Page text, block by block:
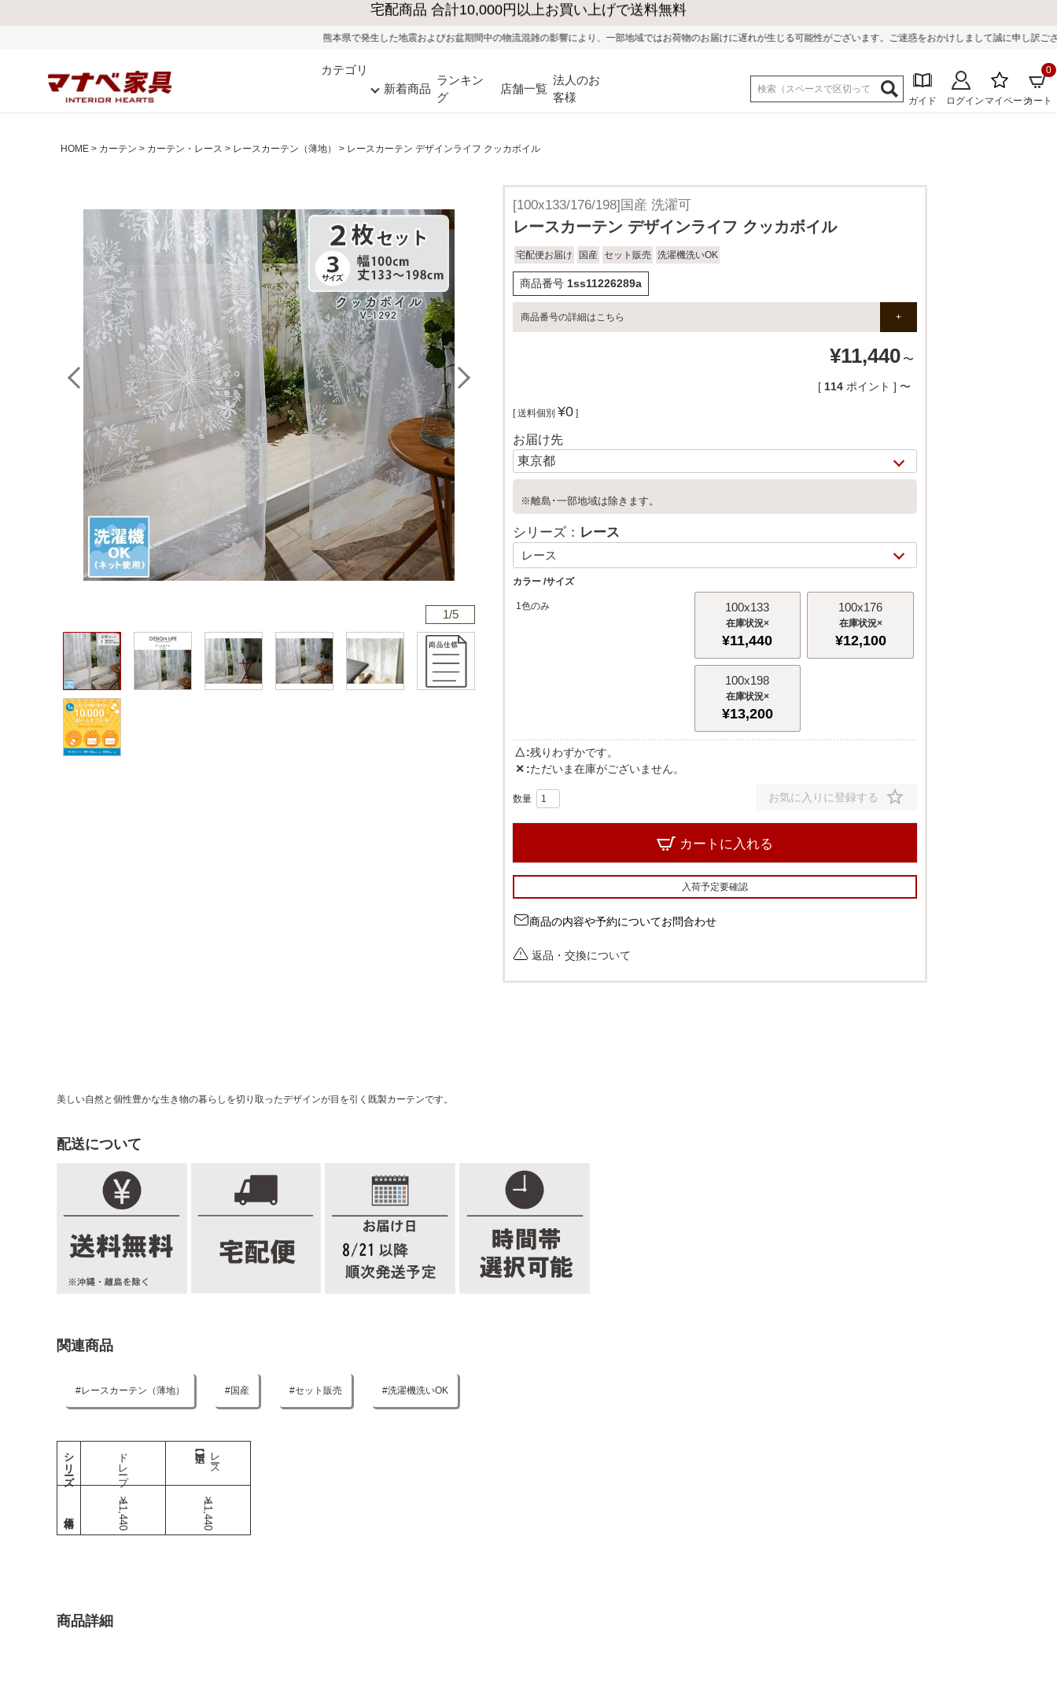
大型家具の送料・設置無料（※当社エリア）
熊本県で発生した地震およびお盆期間中の物流混雑の影響により、一部地域ではお荷物のお届けに遅れが生じる可能性がございます。ご迷惑をおかけしまして誠に申し訳ございません。
カテゴリ
新着商品
ランキン
グ
店舗一覧
法人のお
客様
ガイド ログイン マイページカート
0
HOME カーテン カーテン・レース レースカーテン（薄地） レースカーテン デザインライフ クッカボイル
1/5 2/ 5
[100x133/176/198]国産 洗濯可
レースカーテン デザインライフ クッカボイル
宅配便お届け 国産 セット販売 洗濯機洗いOK
商品番号 1ss11226289a
商品番号の詳細はこちら
¥11,440 〜
[ 114 ポイント ] 〜
送料個別 ¥0
お届け先
※離島･一部地域は除きます。
シリーズ： レース
カラー サイズ
1色のみ 100x133
×
¥11,440
100x176
×
¥12,100
100x198
×
¥13,200
△ 残りわずかです。
✕ ただいま在庫がございません。
お気に入りに登録する
カートに入れる
入荷予定要確認
商品の内容や予約についてお問合わせ
返品・交換について
美しい自然と個性豊かな生き物の暮らしを切り取ったデザインが目を引く既製カーテンです。
配送について
関連商品
レースカーテン（薄地） 国産 セット販売 洗濯機洗いOK
シリーズ ドレープ
￥11,440
レース
￥11,440
商品詳細